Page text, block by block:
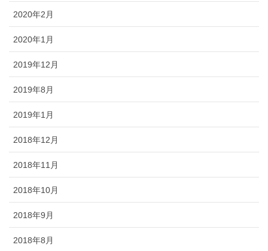
2020年2月
2020年1月
2019年12月
2019年8月
2019年1月
2018年12月
2018年11月
2018年10月
2018年9月
2018年8月